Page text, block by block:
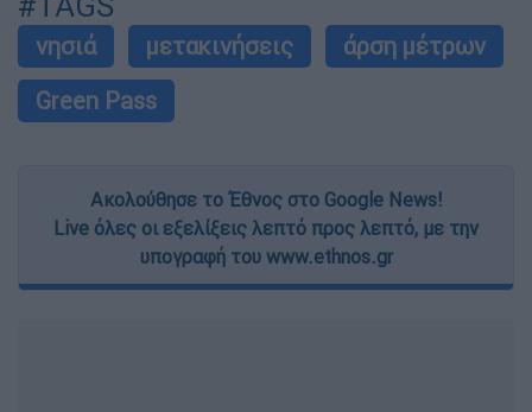
νησιά μετακινήσεις
άρση μέτρων
Green Pass
Ακολούθησε το Έθνος στο Google News!
Live όλες οι εξελίξεις λεπτό προς λεπτό, με την
υπογραφή του www.ethnos.gr